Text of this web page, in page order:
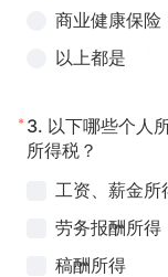
商业健康保险
以上都是
* 3. 以下哪些个人
所得税？
工资、薪金所
劳务报酬所得
稿酬所得